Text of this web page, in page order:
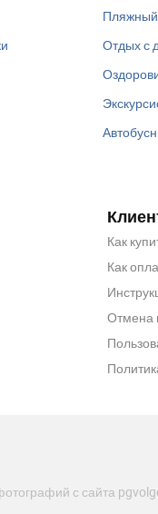
Отдых с
Как
Как
Отмена
с сайта